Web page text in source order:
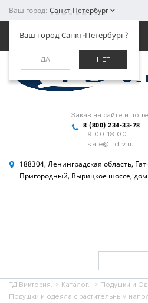
Ваш город: Санкт-Петербург
Ваш город Санкт-Петербург?
ДА НЕТ
Заказ на сайте и по
8 (800) 234-33-78
9:00-18:00
sale@t-d-v.ru
188304, Ленинградская область,
Пригородный, Вырицкое шоссе, дом
Меню
ТД Виктория. > Каталог. > Подушки и
Подушки и одеяла с растительным